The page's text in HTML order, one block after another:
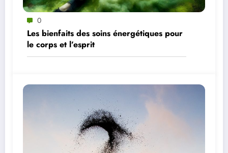
0
Les bienfaits des soins énergétiques pour
le corps et l’esprit